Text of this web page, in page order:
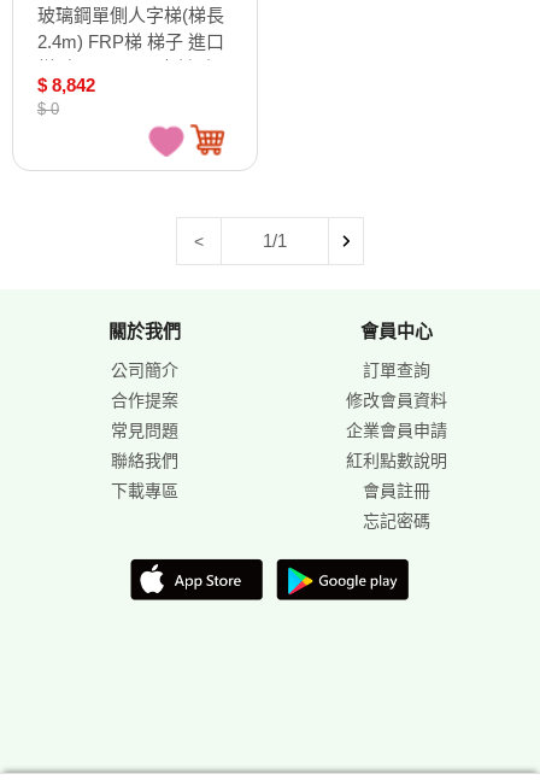
玻璃鋼單側人字梯(梯長
2.4m) FRP梯 梯子 進口
購後無法退換貨）
$ 8,842
$ 0
< 1/1
關於我們
公司簡介
合作提案
常見問題
聯絡我們
下載專區
會員中心
訂單查詢
修改會員資料
企業會員申請
紅利點數說明
會員註冊
忘記密碼